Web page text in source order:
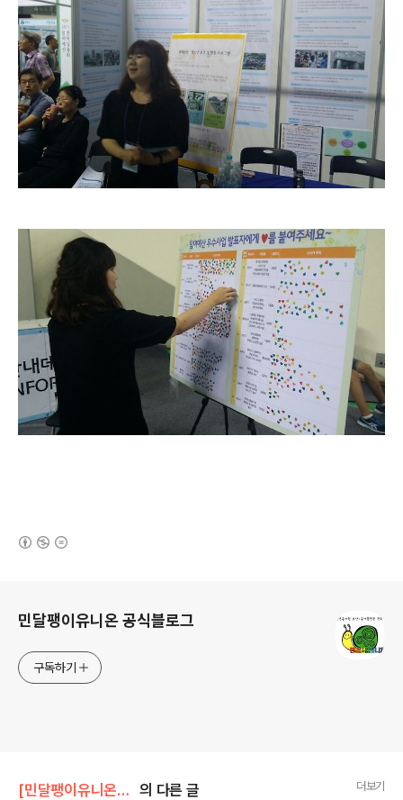
민달팽이유니온 공식블로그
구독하기
[민달팽이유니온]/* 공지사항 의 다른 글 더보기